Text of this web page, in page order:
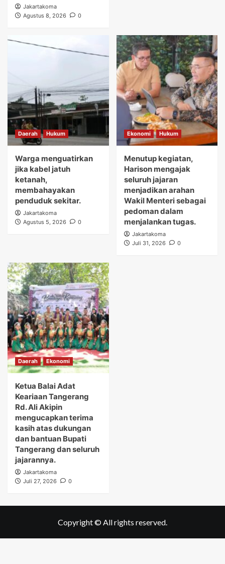
Jakartakoma
Agustus 8, 2026
0
Daerah Hukum
Warga menguatirkan
jika kabel jatuh
ketanah,
membahayakan
penduduk sekitar.
Jakartakoma
Agustus 5, 2026
0
Ekonomi Hukum
Menutup kegiatan,
Harison mengajak
seluruh jajaran
menjadikan arahan
Wakil Menteri sebagai
pedoman dalam
menjalankan tugas.
Jakartakoma
Juli 31, 2026
0
Daerah Ekonomi
Ketua Balai Adat
Keariaan Tangerang
Rd. Ali Akipin
mengucapkan terima
kasih atas dukungan
dan bantuan Bupati
Tangerang dan seluruh
jajarannya.
Jakartakoma
Juli 27, 2026
0
Copyright © All rights reserved.